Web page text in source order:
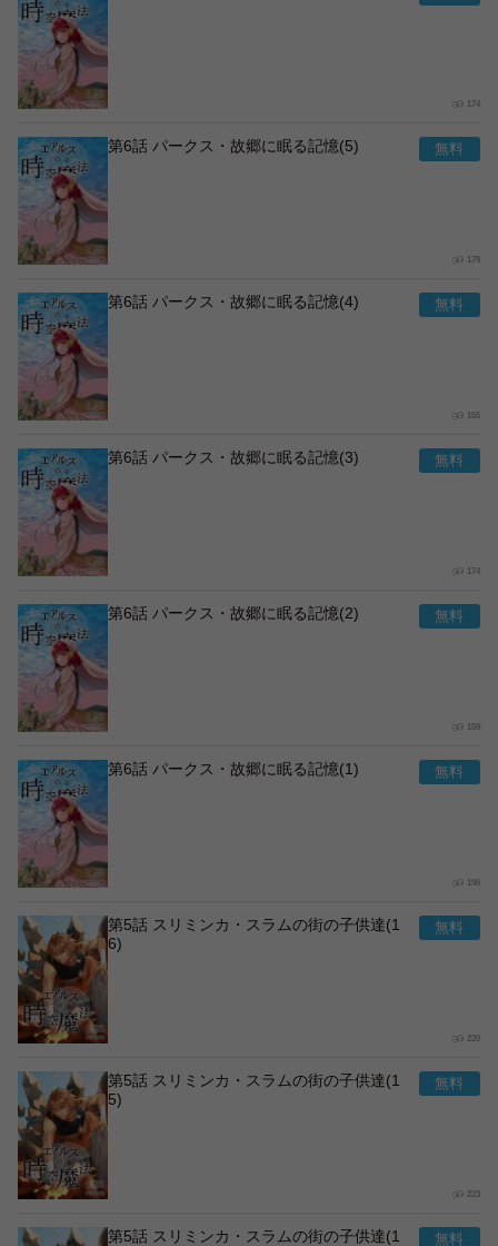
174
第6話 パークス・故郷に眠る記憶(5)
179
第6話 パークス・故郷に眠る記憶(4)
165
第6話 パークス・故郷に眠る記憶(3)
174
第6話 パークス・故郷に眠る記憶(2)
159
第6話 パークス・故郷に眠る記憶(1)
196
第5話 スリミンカ・スラムの街の子供達(1
6)
220
第5話 スリミンカ・スラムの街の子供達(1
5)
223
第5話 スリミンカ・スラムの街の子供達(1